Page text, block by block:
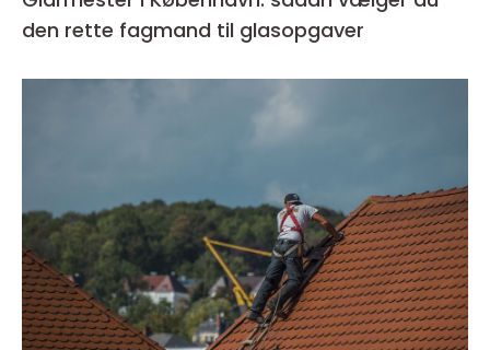
den rette fagmand til glasopgaver